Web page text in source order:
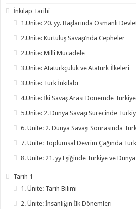
İnkılap Tarihi
1.Ünite: 20. yy. Başlarında Osmanlı
2.Ünite: Kurtuluş Savaşı’nda Cepheler
2.Ünite: Millî Mücadele
3.Ünite: Atatürkçülük ve Atatürk İlkeleri
3.Ünite: Türk İnkılabı
4.Ünite: İki Savaş Arası Dönemde
5.Ünite: 2. Dünya Savaşı Sürecinde
6. Ünite: 2. Dünya Savaşı Sonrasında
7. Ünite: Toplumsal Devrim Çağında
8. Ünite: 21. yy Eşiğinde Türkiye ve Dünya
Tarih 1
1. Ünite: Tarih Bilimi
2. Ünite: İnsanlığın İlk Dönemleri